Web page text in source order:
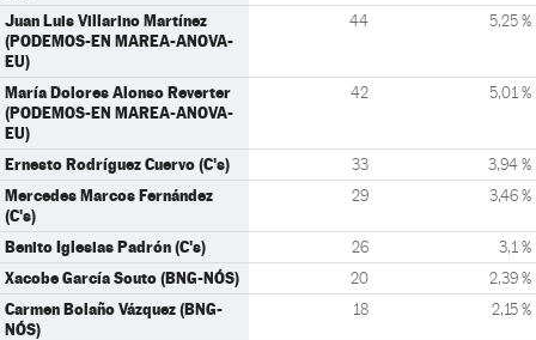
Juan Luis Villarino Martínez
(PODEMOS-EN MAREA-ANOVA-
EU)
44 5,25 %
María Dolores Alonso Reverter
(PODEMOS-EN MAREA-ANOVA-
EU)
42 5,01 %
Ernesto Rodríguez Cuervo (C's) 33 3,94 %
Mercedes Marcos Fernández
(C's)
29 3,46 %
Benito Iglesias Padrón (C's) 26 3,1 %
Xacobe García Souto (BNG-NÓS) 20 2,39 %
Carmen Bolaño Vázquez (BNG-
NÓS)
18 2,15 %